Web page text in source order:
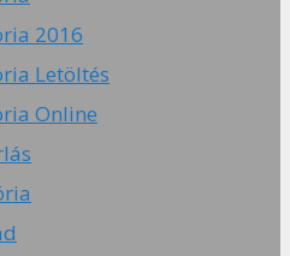
2016
Letöltés
Online